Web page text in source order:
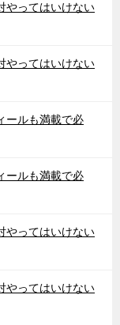
やってはいけない
やってはいけない
ールも満載で必
ールも満載で必
やってはいけない
やってはいけない